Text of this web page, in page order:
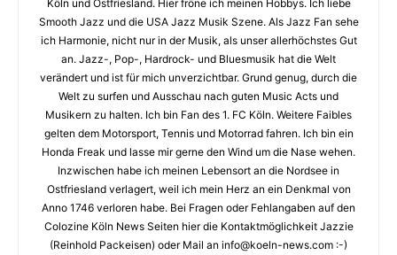
Köln und Ostfriesland. Hier fröne ich meinen Hobbys. Ich liebe
Smooth Jazz und die USA Jazz Musik Szene. Als Jazz Fan sehe
ich Harmonie, nicht nur in der Musik, als unser allerhöchstes Gut
an. Jazz-, Pop-, Hardrock- und Bluesmusik hat die Welt
verändert und ist für mich unverzichtbar. Grund genug, durch die
Welt zu surfen und Ausschau nach guten Music Acts und
Musikern zu halten. Ich bin Fan des 1. FC Köln. Weitere Faibles
gelten dem Motorsport, Tennis und Motorrad fahren. Ich bin ein
Honda Freak und lasse mir gerne den Wind um die Nase wehen.
Inzwischen habe ich meinen Lebensort an die Nordsee in
Ostfriesland verlagert, weil ich mein Herz an ein Denkmal von
Anno 1746 verloren habe. Bei Fragen oder Fehlangaben auf den
Colozine Köln News Seiten hier die Kontaktmöglichkeit Jazzie
(Reinhold Packeisen) oder Mail an info@koeln-news.com :-)